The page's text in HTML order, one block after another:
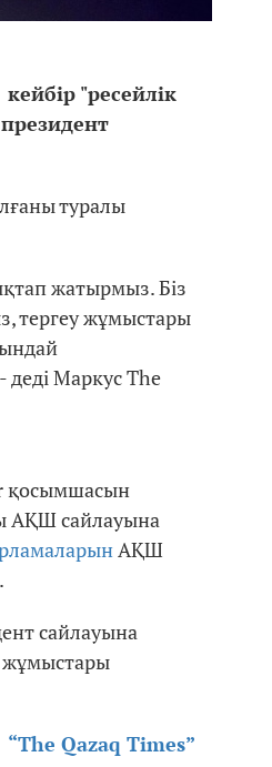
"ресейлік
туралы
жатырмыз. Біз
тергеу жұмыстары
Маркус The
қосымшасын
АҚШ сайлауына
АҚШ
сайлауына
жұмыстары
“The Qazaq Times”